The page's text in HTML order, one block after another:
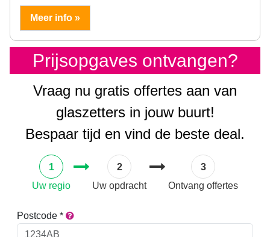
Meer info »
Prijsopgaves ontvangen?
Vraag nu gratis offertes aan van
glaszetters in jouw buurt!
Bespaar tijd en vind de beste deal.